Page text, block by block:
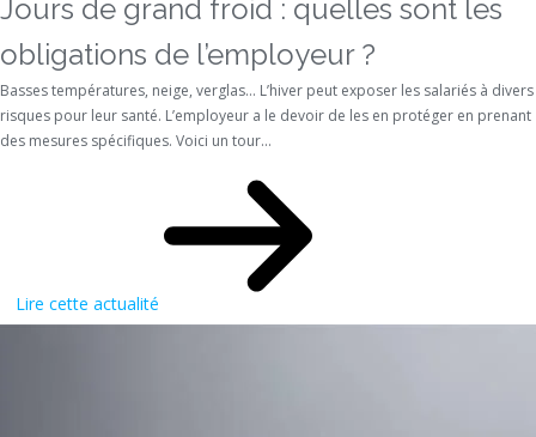
Jours de grand froid : quelles sont les
obligations de l’employeur ?
Basses températures, neige, verglas… L’hiver peut exposer les salariés à divers
risques pour leur santé. L’employeur a le devoir de les en protéger en prenant
des mesures spécifiques. Voici un tour...
Lire cette actualité